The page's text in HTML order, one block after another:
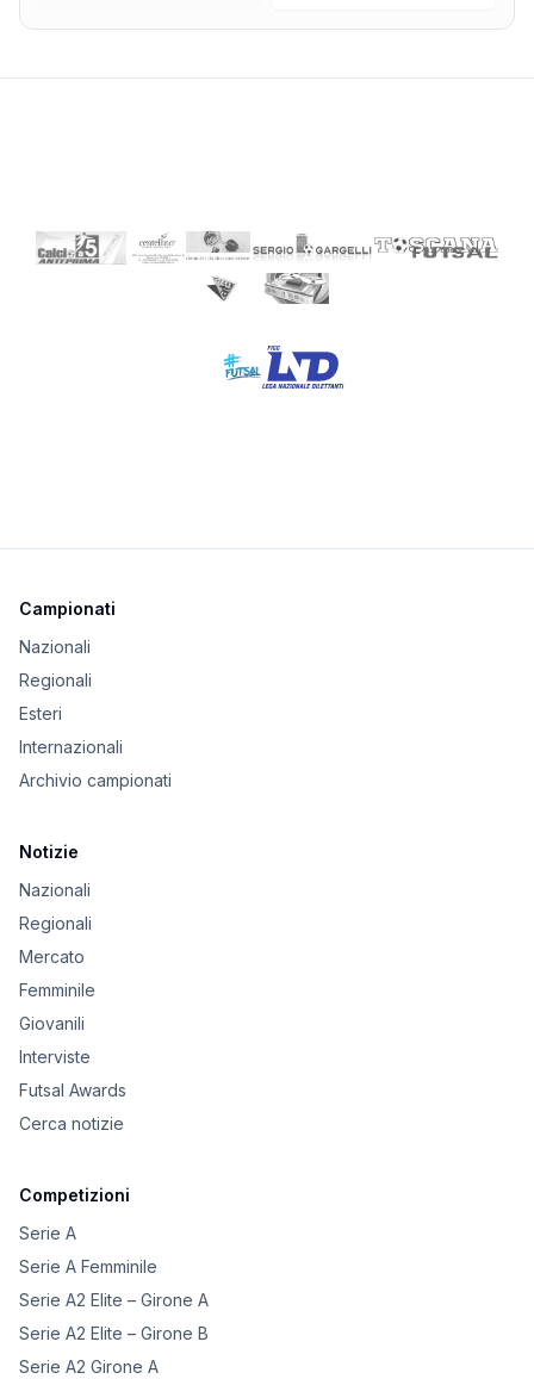
Campionati
Nazionali
Regionali
Esteri
Internazionali
Archivio campionati
Notizie
Nazionali
Regionali
Mercato
Femminile
Giovanili
Interviste
Futsal Awards
Cerca notizie
Competizioni
Serie A
Serie A Femminile
Serie A2 Elite – Girone A
Serie A2 Elite – Girone B
Serie A2 Girone A